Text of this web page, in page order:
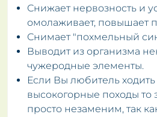
Снижает нервозность и
омолаживает, повышает
Снимает "похмельный
Выводит из организма
чужеродные элементы.
Если Вы любитель ходить
высокогорные походы то
просто незаменим, так